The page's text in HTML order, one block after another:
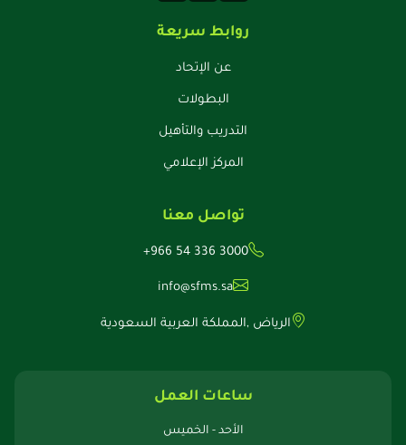
روابط سريعة
عن الإتحاد
البطولات
التدريب والتأهيل
المركز الإعلامي
تواصل معنا
+966 54 336 3000
info@sfms.sa
الرياض ,المملكة العربية السعودية
ساعات العمل
الأحد - الخميس